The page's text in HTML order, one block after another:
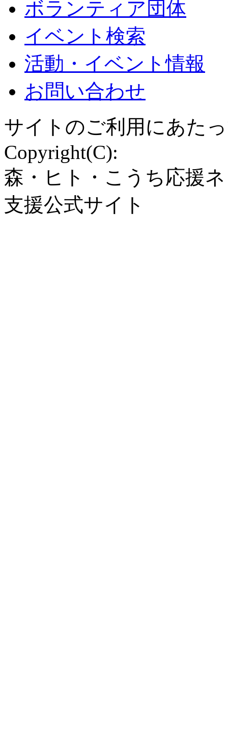
ボランティア団体
イベント検索
活動・イベント情報
お問い合わせ
サイトのご利用にあた
Copyright(C):
森・ヒト・こうち応援
支援公式サイト